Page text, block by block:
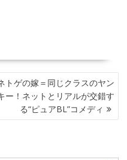
トゲの嫁＝同じクラスのヤン
ー！ネットとリアルが交錯す
る“ピュアBL”コメディ